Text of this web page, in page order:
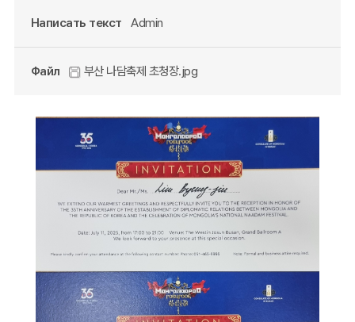
Написать текст Admin
Файл 부산 나담축제 초청장.jpg